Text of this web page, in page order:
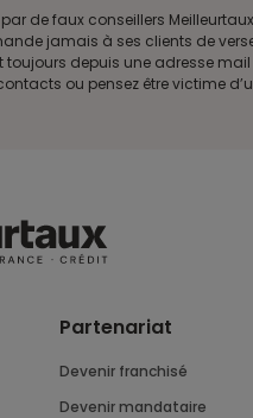
par de faux conseillers
jamais à ses clients de
toujours depuis une adresse
ou pensez être victime
Partenariat
Devenir franchisé
Devenir mandataire